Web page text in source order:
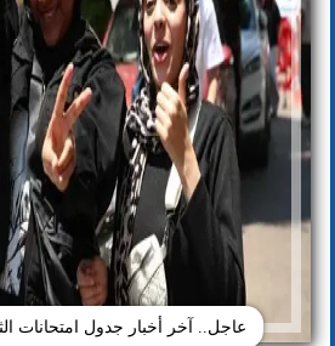
عاجل.. آخر أخبار جدول امتحانات